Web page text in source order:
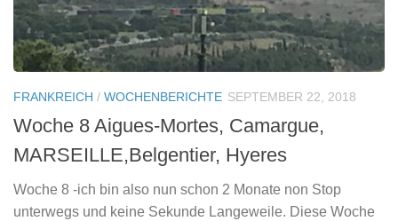
FRANKREICH / WOCHENBERICHTE SEPTEMBER 22, 2018
Woche 8 Aigues-Mortes, Camargue,
MARSEILLE,Belgentier, Hyeres
Woche 8 -ich bin also nun schon 2 Monate non Stop
unterwegs und keine Sekunde Langeweile. Diese Woche